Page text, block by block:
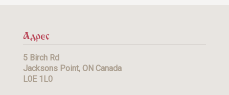
Адрес
5 Birch Rd
Jacksons Point, ON Canada
L0E 1L0